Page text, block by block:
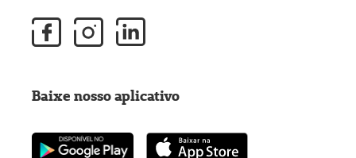
Baixe nosso aplicativo